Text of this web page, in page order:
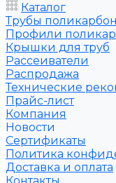
Каталог
Трубы
Профили
Крышки для труб
Рассеиватели
Распродажа
Технические
Прайс-лист
Компания
Новости
Сертификаты
Политика
Доставка и оплата